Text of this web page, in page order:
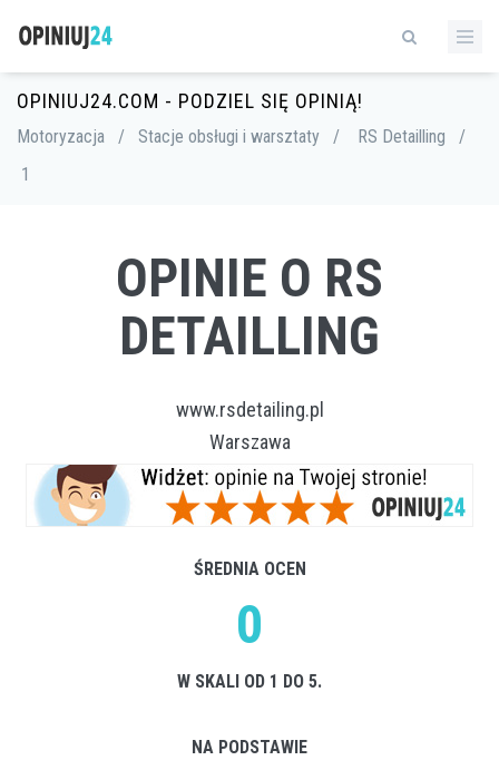
OPINIUJ24.COM - PODZIEL SIĘ OPINIĄ!
Motoryzacja / Stacje obsługi i warsztaty / RS Detailling
/
1
OPINIE O RS
DETAILLING
www.rsdetailing.pl
Warszawa
ŚREDNIA OCEN
0
W SKALI OD 1 DO 5.
NA PODSTAWIE